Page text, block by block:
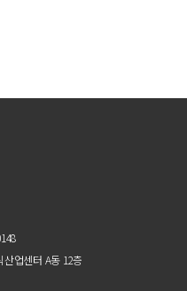
업센터 A동 12층